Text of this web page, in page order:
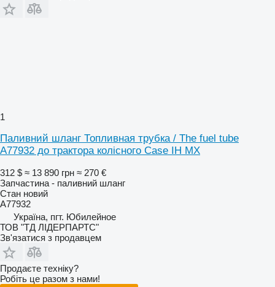
1
Паливний шланг Топливная трубка / The fuel tube
A77932 до трактора колісного Case IH MX
312 $ ≈ 13 890 грн ≈ 270 €
Запчастина - паливний шланг
Стан новий
A77932
Україна, пгт. Юбилейное
ТОВ "ТД ЛІДЕРПАРТС"
Зв'язатися з продавцем
Продаєте техніку?
Робіть це разом з нами!